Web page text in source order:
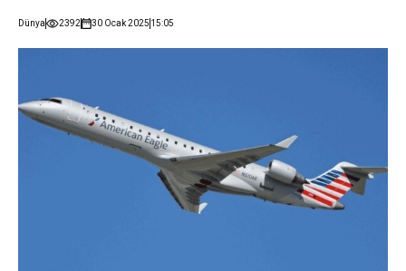
Dünya 2392 30 Ocak 2025 15:05